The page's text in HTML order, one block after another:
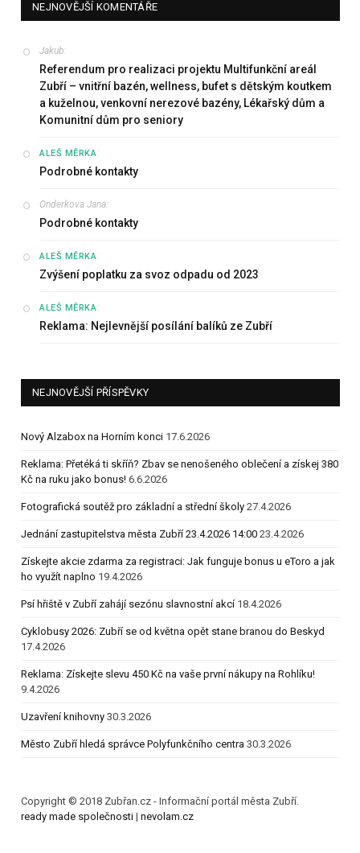
NEJNOVĚJŠÍ KOMENTÁŘE
Jakub:
Referendum pro realizaci projektu Multifunkční areál
Zubří – vnitřní bazén, wellness, bufet s dětským koutkem
a kuželnou, venkovní nerezové bazény, Lékařský dům a
Komunitní dům pro seniory
ALEŠ MĚRKA:
Podrobné kontakty
Onderkova Jana:
Podrobné kontakty
ALEŠ MĚRKA:
Zvýšení poplatku za svoz odpadu od 2023
ALEŠ MĚRKA:
Reklama: Nejlevnější posílání balíků ze Zubří
NEJNOVĚJŠÍ PŘÍSPĚVKY
Nový Alzabox na Horním konci 17.6.2026
Reklama: Přetéká ti skříň? Zbav se nenošeného oblečení a získej 380
Kč na ruku jako bonus! 6.6.2026
Fotografická soutěž pro základní a střední školy 27.4.2026
Jednání zastupitelstva města Zubří 23.4.2026 14:00 23.4.2026
Získejte akcie zdarma za registraci: Jak funguje bonus u eToro a jak
ho využít naplno 19.4.2026
Psí hřiště v Zubří zahájí sezónu slavnostní akcí 18.4.2026
Cyklobusy 2026: Zubří se od května opět stane branou do Beskyd
17.4.2026
Reklama: Získejte slevu 450 Kč na vaše první nákupy na Rohlíku!
9.4.2026
Uzavření knihovny 30.3.2026
Město Zubří hledá správce Polyfunkčního centra 30.3.2026
Copyright © 2018 Zubřan.cz - Informační portál města Zubří.
ready made společnosti | nevolam.cz